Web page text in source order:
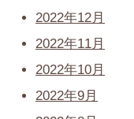
2022年12月
2022年11月
2022年10月
2022年9月